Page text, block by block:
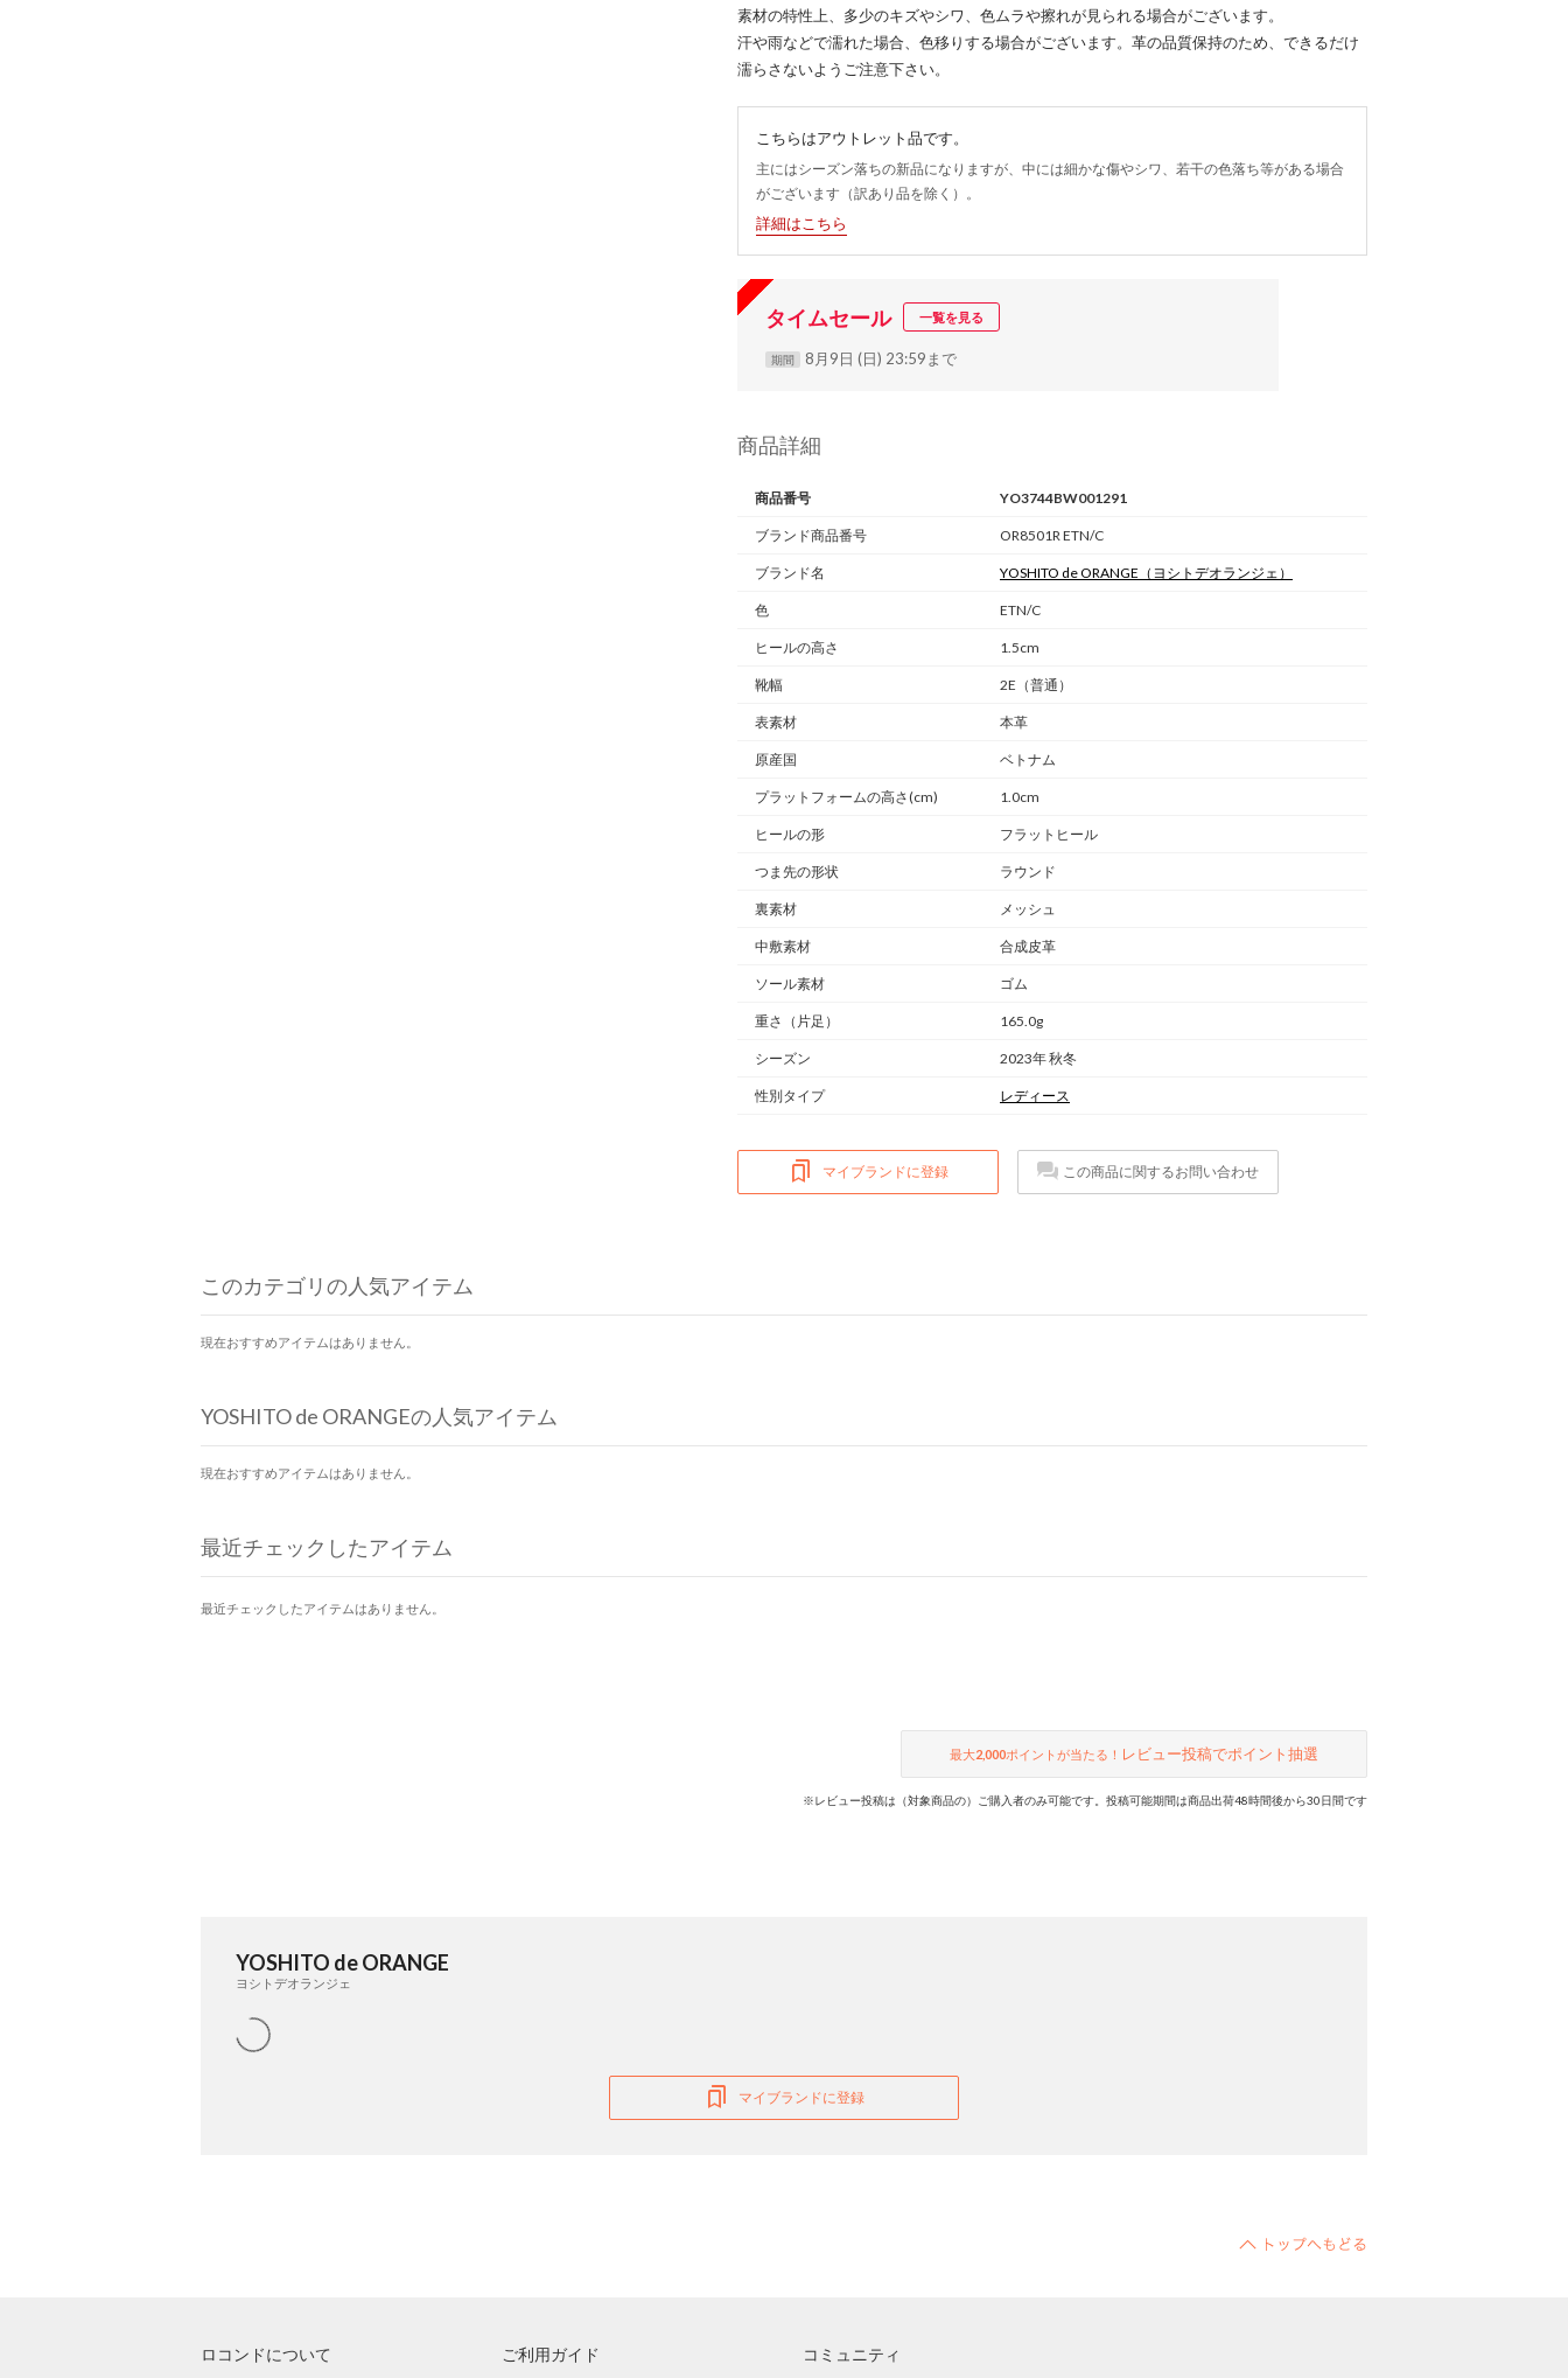
素材の特性上、多少のキズやシワ、色ムラや擦れが見られる場合がございます。
汗や雨などで濡れた場合、色移りする場合がございます。革の品質保持のため、できるだけ
濡らさないようご注意下さい。
こちらはアウトレット品です。
主にはシーズン落ちの新品になりますが、中には細かな傷やシワ、若干の色落ち等がある場合
がございます（訳あり品を除く）。
詳細はこちら
タイムセール 一覧を見る
期間 8月9日 (日) 23:59まで
商品詳細
商品番号 YO3744BW001291
ブランド商品番号 OR8501R ETN/C
ブランド名 YOSHITO de ORANGE （ヨシトデオランジェ）
色 ETN/C
ヒールの高さ 1.5cm
靴幅 2E（普通）
表素材 本革
原産国 ベトナム
プラットフォームの高さ(cm) 1.0cm
ヒールの形 フラットヒール
つま先の形状 ラウンド
裏素材 メッシュ
中敷素材 合成皮革
ソール素材 ゴム
重さ （片足） 165.0g
シーズン 2023年 秋冬
性別タイプ レディース
マイブランドに登録 この商品に関するお問い合わせ
このカテゴリの人気アイテム
現在おすすめアイテムはありません。
YOSHITO de ORANGEの人気アイテム
現在おすすめアイテムはありません。
最近チェックしたアイテム
最近チェックしたアイテムはありません。
最大2,000ポイントが当たる！ レビュー投稿でポイント抽選
※レビュー投稿は（対象商品の）ご購入者のみ可能です。投稿可能期間は商品出荷48時間後から30日間です
YOSHITO de ORANGE
ヨシトデオランジェ
マイブランドに登録
ロコンドについて ご利用ガイド コミュニティ